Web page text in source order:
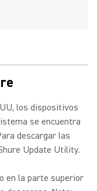
los dispositivos
se encuentra
descargar las
Update Utility.
en la parte superior